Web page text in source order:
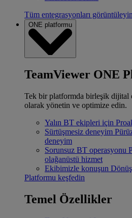
Tüm entegrasyonları görüntüleyin
ONE platformu
TeamViewer ONE
Tek bir platformda birleşik dijital
olarak yönetin ve optimize edin.
Yalın BT ekipleri için
Sürtüşmesiz deneyim
deneyim
Sorunsuz BT operasyonu
olağanüstü hizmet
Ekibimizle konuşun
Platformu keşfedin
Temel Özellikler